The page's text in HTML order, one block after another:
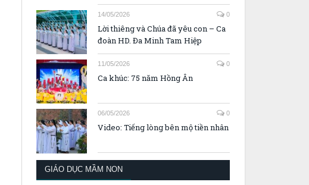
14/05/2026 0
Lời thiêng và Chúa đã yêu con – Ca
đoàn HD. Đa Minh Tam Hiệp
11/05/2026 0
Ca khúc: 75 năm Hồng Ân
06/05/2026 0
Video: Tiếng lòng bên mộ tiền nhân
GIÁO DỤC MẦM NON